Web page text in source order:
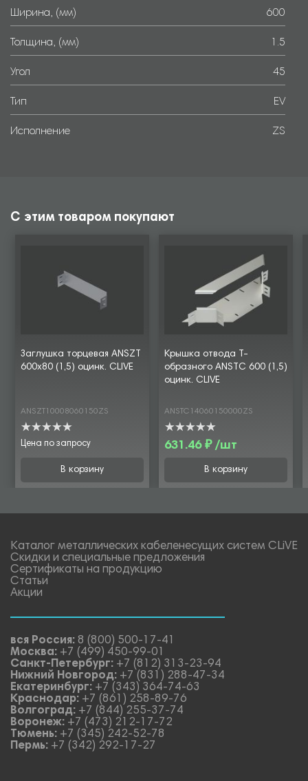
Ширина, (мм) 600
Толщина, (мм) 1.5
Угол 45
Тип EV
Исполнение ZS
С этим товаром покупают
Заглушка торцевая ANSZT
600х80 (1,5) оцинк. CLIVE
ANSZT10008060150ZS
Цена по запросу
В корзину
Крышка отвода Т-
образного ANSTC 600 (1,5)
оцинк. CLIVE
ANSTC14060150000ZS
631.46 ₽ /шт
В корзину
Каталог металлических кабеленесущих систем CLiVE
Скидки и специальные предложения
Сертификаты на продукцию
Статьи
Акции
вся Россия: 8 (800) 500-17-41
Москва: +7 (499) 450-99-01
Санкт-Петербург: +7 (812) 313-23-94
Нижний Новгород: +7 (831) 288-47-34
Екатеринбург: +7 (343) 364-74-63
Краснодар: +7 (861) 258-89-76
Волгоград: +7 (844) 255-37-74
Воронеж: +7 (473) 212-17-72
Тюмень: +7 (345) 242-52-78
Пермь: +7 (342) 292-17-27